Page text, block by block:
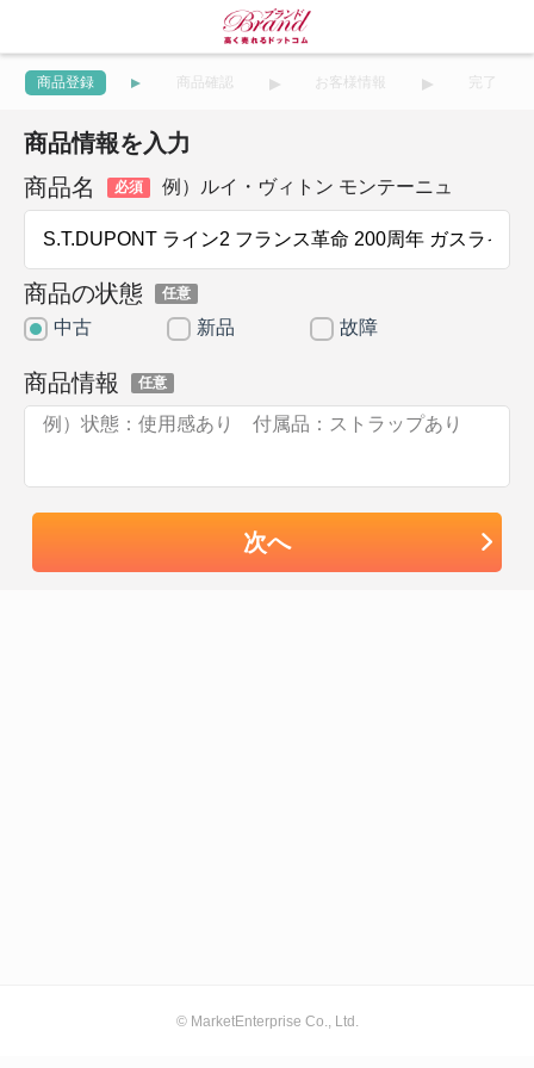
商品登録 商品確認 お客様情報 完了
商品情報を入力
商品名
必須 例）ルイ・ヴィトン モンテーニュ
商品の状態 任意
中古 新品 故障
商品情報 任意
次へ
© MarketEnterprise Co., Ltd.